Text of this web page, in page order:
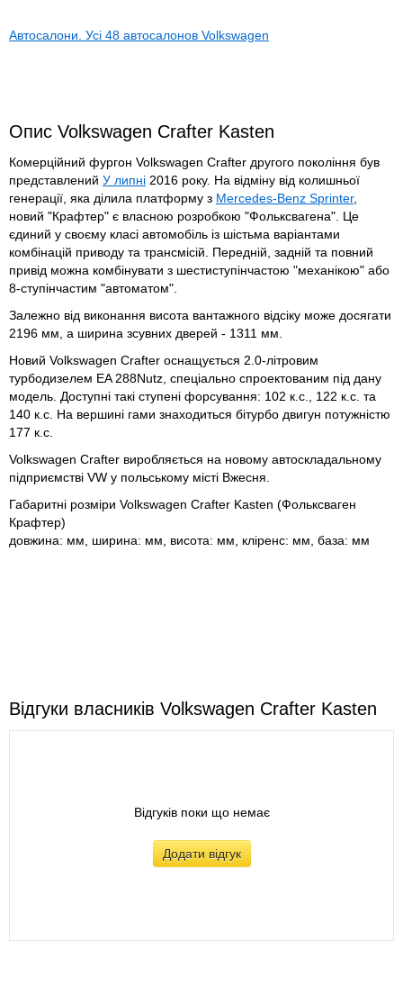
Автосалони. Усі 48 автосалонов Volkswagen
Опис Volkswagen Crafter Kasten
Комерційний фургон Volkswagen Crafter другого покоління був
представлений У липні 2016 року. На відміну від колишньої
генерації, яка ділила платформу з Mercedes-Benz Sprinter,
новий "Крафтер" є власною розробкою "Фольксвагена". Це
єдиний у своєму класі автомобіль із шістьма варіантами
комбінацій приводу та трансмісій. Передній, задній та повний
привід можна комбінувати з шестиступінчастою "механікою" або
8-ступінчастим "автоматом".
Залежно від виконання висота вантажного відсіку може досягати
2196 мм, а ширина зсувних дверей - 1311 мм.
Новий Volkswagen Crafter оснащується 2.0-літровим
турбодизелем EA 288Nutz, спеціально спроектованим під дану
модель. Доступні такі ступені форсування: 102 к.с., 122 к.с. та
140 к.с. На вершині гами знаходиться бітурбо двигун потужністю
177 к.с.
Volkswagen Crafter виробляється на новому автоскладальному
підприємстві VW у польському місті Вжесня.
Габаритні розміри Volkswagen Crafter Kasten (Фольксваген
Крафтер)
довжина: мм, ширина: мм, висота: мм, кліренс: мм, база: мм
Відгуки власників Volkswagen Crafter Kasten
Відгуків поки що немає
Додати відгук